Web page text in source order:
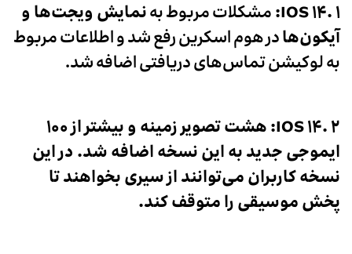
IOS ۱۴. ۱:مشکلات مربوط بهنمایش ویجت‌ها و
آیکون‌هادر هوم اسکرین رفع شد و اطلاعات مربوط
به لوکیشن تماس‌های دریافتی اضافه شد.
IOS ۱۴. ۲: هشت تصویر زمینه و
بیشتر از ۱۰۰
ایموجی جدیدبه این نسخه اضافه شد. در این
نسخه کاربران می‌توانند از سیری بخواهند تا
پخش موسیقی را متوقف کند.